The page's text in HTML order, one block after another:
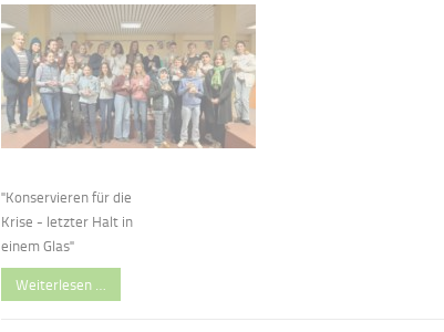
"Konservieren für die
Krise - letzter Halt in
einem Glas"
Weiterlesen …